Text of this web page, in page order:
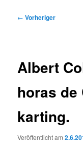
Beitragsnavigation
← Vorheriger
Albert
horas de
karting.
Veröffentlicht am